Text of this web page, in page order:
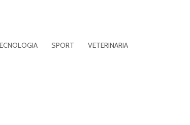
SPORT VETERINARIA